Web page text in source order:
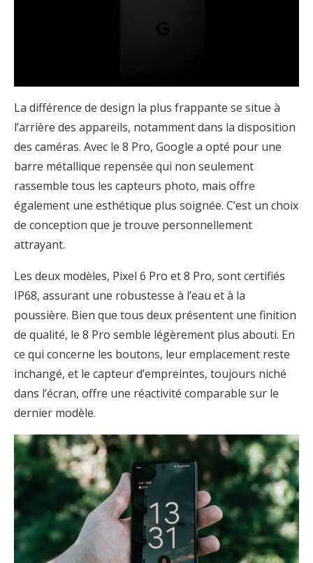
La différence de design la plus frappante se situe à
l’arrière des appareils, notamment dans la disposition
des caméras. Avec le 8 Pro, Google a opté pour une
barre métallique repensée qui non seulement
rassemble tous les capteurs photo, mais offre
également une esthétique plus soignée. C’est un choix
de conception que je trouve personnellement
attrayant.
Les deux modèles, Pixel 6 Pro et 8 Pro, sont certifiés
IP68, assurant une robustesse à l’eau et à la
poussière. Bien que tous deux présentent une finition
de qualité, le 8 Pro semble légèrement plus abouti. En
ce qui concerne les boutons, leur emplacement reste
inchangé, et le capteur d’empreintes, toujours niché
dans l’écran, offre une réactivité comparable sur le
dernier modèle.